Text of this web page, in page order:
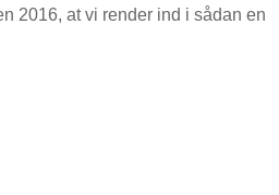
2016, at vi render ind i sådan en